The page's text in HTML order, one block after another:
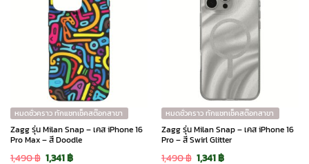
หมดชั่วคราว ทักแชทเช็คสต๊อกสาขา
Zagg รุ่น Milan Snap – เคส iPhone 16
Pro Max – สี Doodle
1,490฿ Original
1,341฿Current
หมดชั่วคราว ทักแชทเช็คสต๊อกสาขา
Zagg รุ่น Milan Snap – เคส iPhone 16
Pro – สี Swirl Glitter
1,490฿ Original
1,341฿Current